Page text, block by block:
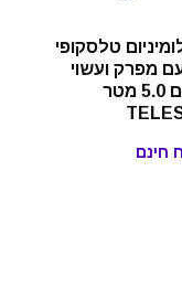
טלסקופי
מפרק ועשוי
אלומיניום 5.0 מטר
חינם